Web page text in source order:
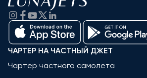
ЧАРТЕР НА ЧАСТНЫЙ ДЖЕТ
Чартер частного самолета